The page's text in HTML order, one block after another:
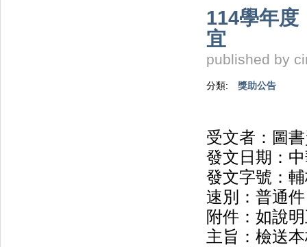
114學年度
宜
published by
分類: 獎助公告
受文者：圖
發文日期：
發文字號：
速別：普通件
附件：如說
主旨：檢送